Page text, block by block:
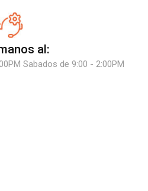
al:
Sabados de 9:00 - 2:00PM